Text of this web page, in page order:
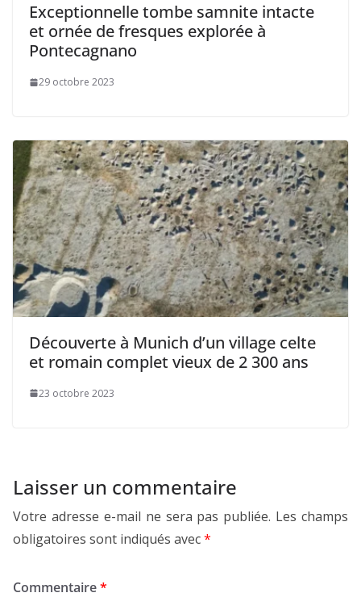
Exceptionnelle tombe samnite intacte
et ornée de fresques explorée à
Pontecagnano
29 octobre 2023
Découverte à Munich d’un village celte
et romain complet vieux de 2 300 ans
23 octobre 2023
Laisser un commentaire
Votre adresse e-mail ne sera pas publiée. Les champs
obligatoires sont indiqués avec*
Commentaire*